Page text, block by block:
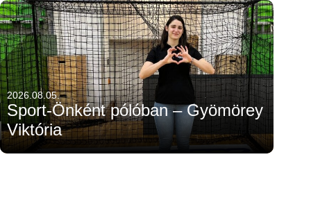
2026.08.05.
Sport-Önként pólóban – Gyömörey
Viktória